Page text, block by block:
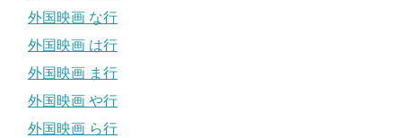
外国映画 な行
外国映画 は行
外国映画 ま行
外国映画 や行
外国映画 ら行